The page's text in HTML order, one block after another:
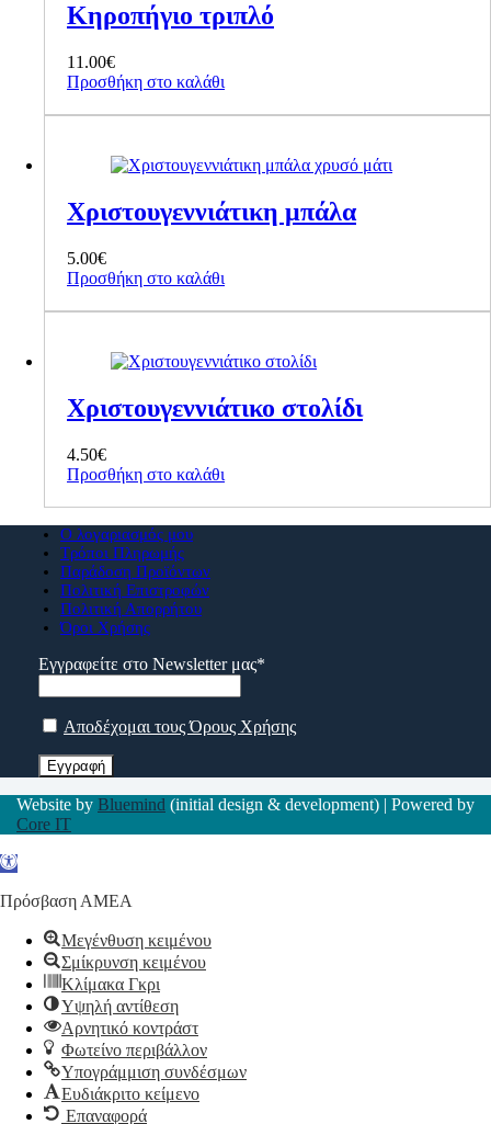
Κηροπήγιο τριπλό
11.00€
Προσθήκη στο καλάθι
Χριστουγεννιάτικη μπάλα
5.00€
Προσθήκη στο καλάθι
Χριστουγεννιάτικο στολίδι
4.50€
Προσθήκη στο καλάθι
Ο λογαριασμός μου
Τρόποι Πληρωμής
Παράδοση Προϊόντων
Πολιτική Επιστροφών
Πολιτική Απορρήτου
Όροι Χρήσης
Εγγραφείτε στο Newsletter μας*
Αποδέχομαι τους Όρους Χρήσης
Website by Bluemind (initial design & development) | Powered by
Core IT
Ανοίξτε τη γραμμή εργαλείων
Πρόσβαση ΑΜΕΑ
Μεγένθυση κειμένου
Σμίκρυνση κειμένου
Κλίμακα Γκρι
Υψηλή αντίθεση
Αρνητικό κοντράστ
Φωτείνο περιβάλλον
Υπογράμμιση συνδέσμων
Ευδιάκριτο κείμενο
Επαναφορά